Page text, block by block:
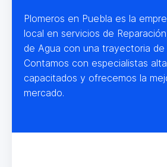
Plomeros en Puebla es la
local en servicios de
de Agua con una trayectoria de
Contamos con especialistas
capacitados y ofrecemos la
mercado.